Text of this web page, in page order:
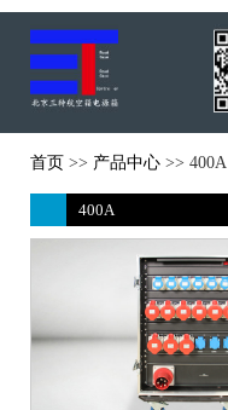
首页 >> 产品中心>> 400A
400A